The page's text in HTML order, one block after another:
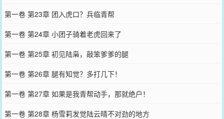
第一卷 第23章 团入虎口？兵临青帮
第一卷 第24章 小团子骑着老虎回来了
第一卷 第25章 初见陆枭，敲笨爹爹的腿
第一卷 第26章 腿有知觉？多打几下！
第一卷 第27章 如果是我青帮动手，那就绝户！
第一卷 第28章 杨雪莉发觉陆云晴不对劲的地方